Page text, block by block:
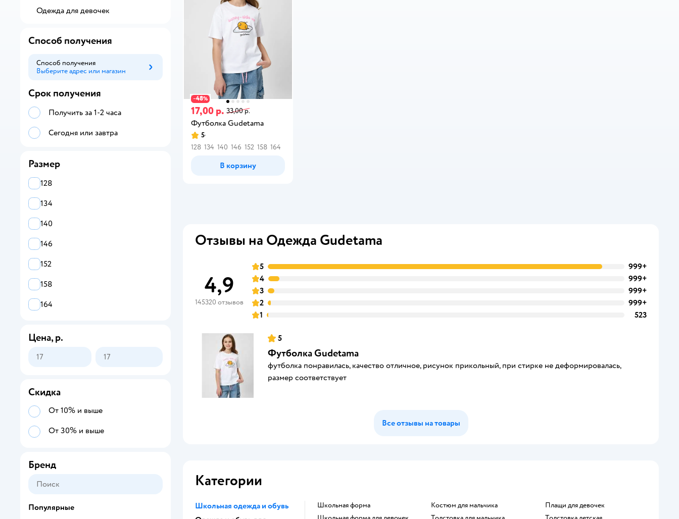
−48%
17,00 р. 33,00 р.
Футболка Gudetama
5
128 134 140 146 152 158 164
В корзину
Отзывы на Одежда Gudetama
4,9
145320 отзывов
5
999+
4
999+
3
999+
2
999+
1
523
5
Футболка Gudetama
футболка понравилась, качество отличное, рисунок прикольный, при стирке не деформировалась,
размер соответствует
Все отзывы на товары
Категории
Школьная одежда и обувь
Школьная форма
Костюм для мальчика
Плащи для девочек
Одежда для девочек
Способ получения
Способ получения
Выберите адрес или магазин
Способ получения
Срок получения
Получить за 1-2 часа
Сегодня или завтра
Размер
128
134
140
146
152
158
164
Цена, р.
Скидка
От 10% и выше
От 30% и выше
Бренд
Популярные